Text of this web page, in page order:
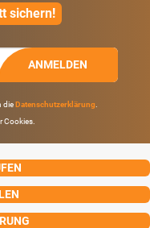
sichern!
ANMELDEN
dieDatenschutzerklärung
Cookies.